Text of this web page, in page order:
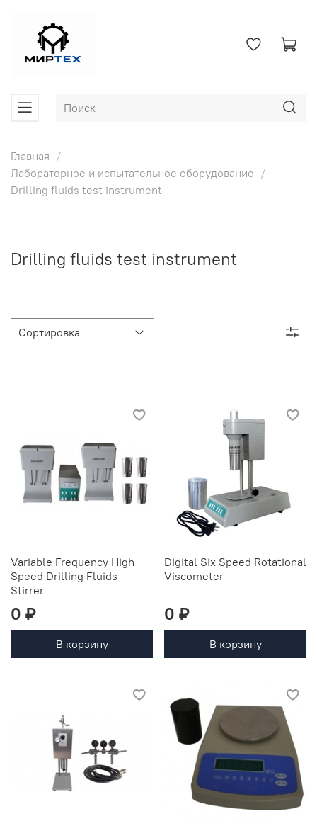
Главная
Лабораторное и испытательное оборудование
Drilling fluids test instrument
Drilling fluids test instrument
Variable Frequency High
Speed Drilling Fluids
Stirrer
0 ₽
В корзину
Digital Six Speed Rotational
Viscometer
0 ₽
В корзину